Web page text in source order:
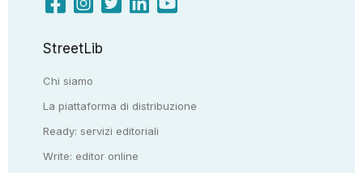
StreetLib
Chi siamo
La piattaforma di distribuzione
Ready: servizi editoriali
Write: editor online